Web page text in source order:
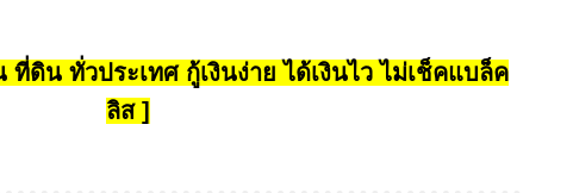
ดิน ทั่วประเทศ กู้เงินง่าย ได้เงินไว ไม่เช็คแบล็ค
ลิส ]